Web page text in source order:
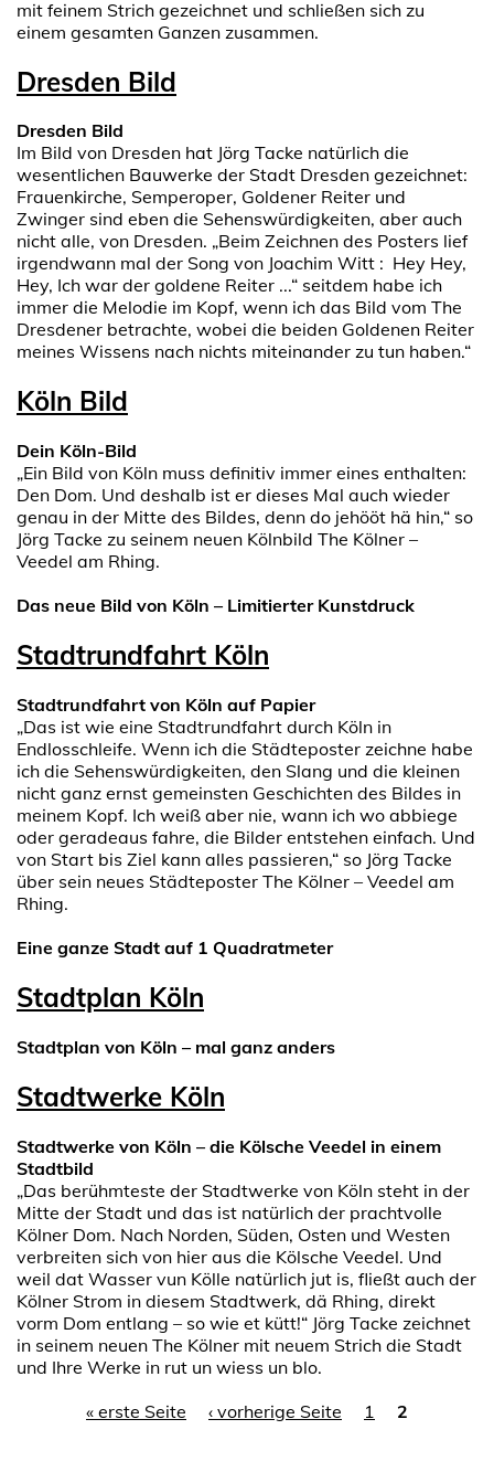
mit feinem Strich gezeichnet und schließen sich zu
einem gesamten Ganzen zusammen.
Dresden Bild
Dresden Bild
Im Bild von Dresden hat Jörg Tacke natürlich die
wesentlichen Bauwerke der Stadt Dresden gezeichnet:
Frauenkirche, Semperoper, Goldener Reiter und
Zwinger sind eben die Sehenswürdigkeiten, aber auch
nicht alle, von Dresden. „Beim Zeichnen des Posters lief
irgendwann mal der Song von Joachim Witt : Hey Hey,
Hey, Ich war der goldene Reiter ...“ seitdem habe ich
immer die Melodie im Kopf, wenn ich das Bild vom The
Dresdener betrachte, wobei die beiden Goldenen Reiter
meines Wissens nach nichts miteinander zu tun haben.“
Köln Bild
Dein Köln-Bild
„Ein Bild von Köln muss definitiv immer eines enthalten:
Den Dom. Und deshalb ist er dieses Mal auch wieder
genau in der Mitte des Bildes, denn do jehööt hä hin,“ so
Jörg Tacke zu seinem neuen Kölnbild The Kölner –
Veedel am Rhing.
Das neue Bild von Köln – Limitierter Kunstdruck
Stadtrundfahrt Köln
Stadtrundfahrt von Köln auf Papier
„Das ist wie eine Stadtrundfahrt durch Köln in
Endlosschleife. Wenn ich die Städteposter zeichne habe
ich die Sehenswürdigkeiten, den Slang und die kleinen
nicht ganz ernst gemeinsten Geschichten des Bildes in
meinem Kopf. Ich weiß aber nie, wann ich wo abbiege
oder geradeaus fahre, die Bilder entstehen einfach. Und
von Start bis Ziel kann alles passieren,“ so Jörg Tacke
über sein neues Städteposter The Kölner – Veedel am
Rhing.
Eine ganze Stadt auf 1 Quadratmeter
Stadtplan Köln
Stadtplan von Köln – mal ganz anders
Stadtwerke Köln
Stadtwerke von Köln – die Kölsche Veedel in einem
Stadtbild
„Das berühmteste der Stadtwerke von Köln steht in der
Mitte der Stadt und das ist natürlich der prachtvolle
Kölner Dom. Nach Norden, Süden, Osten und Westen
verbreiten sich von hier aus die Kölsche Veedel. Und
weil dat Wasser vun Kölle natürlich jut is, fließt auch der
Kölner Strom in diesem Stadtwerk, dä Rhing, direkt
vorm Dom entlang – so wie et kütt!“ Jörg Tacke zeichnet
in seinem neuen The Kölner mit neuem Strich die Stadt
und Ihre Werke in rut un wiess un blo.
« erste Seite ‹ vorherige Seite 1 2